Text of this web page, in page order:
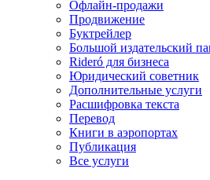
Офлайн-продажи
Продвижение
Буктрейлер
Большой издательский
Rideró для бизнеса
Юридический советник
Дополнительные услуги
Расшифровка текста
Перевод
Книги в аэропортах
Публикация
Все услуги